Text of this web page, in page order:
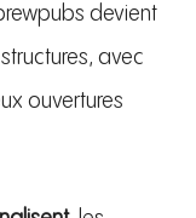
devient
avec
ouvertures